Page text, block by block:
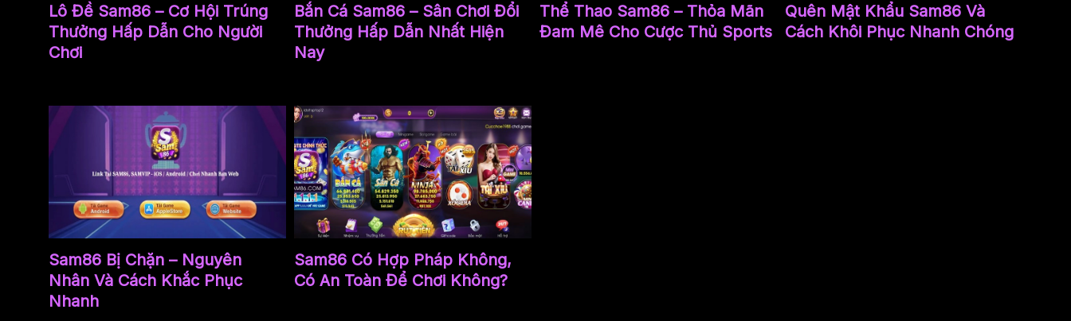
Lô Đề Sam86 – Cơ Hội Trúng
Thưởng Hấp Dẫn Cho Người
Chơi
Bắn Cá Sam86 – Sân Chơi Đổi
Thưởng Hấp Dẫn Nhất Hiện
Nay
Thể Thao Sam86 – Thỏa Mãn
Đam Mê Cho Cược Thủ Sports
Quên Mật Khẩu Sam86 Và
Cách Khôi Phục Nhanh Chóng
Sam86 Bị Chặn – Nguyên
Nhân Và Cách Khắc Phục
Nhanh
Sam86 Có Hợp Pháp Không,
Có An Toàn Để Chơi Không?